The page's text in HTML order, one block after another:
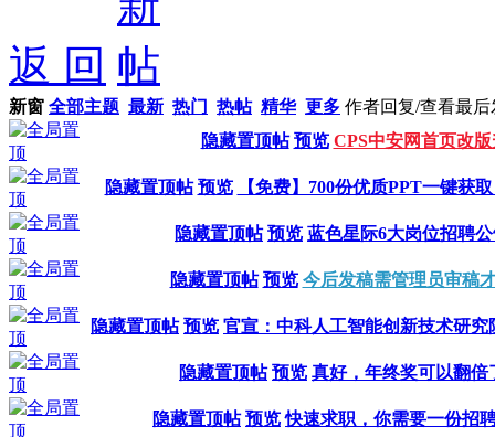
返 回
新窗 全部主题 最新 热门 热帖 精华 更多 作者回复/查看最后
隐藏置顶帖 预览 CPS中安网首页改
隐藏置顶帖 预览 【免费】700份优质PPT一键获
隐藏置顶帖 预览 蓝色星际6大岗位招聘
隐藏置顶帖 预览 今后发稿需管理员审稿
隐藏置顶帖 预览 官宣：中科人工智能创新技术研究
隐藏置顶帖 预览 真好，年终奖可以翻倍
隐藏置顶帖 预览 快速求职，你需要一份招